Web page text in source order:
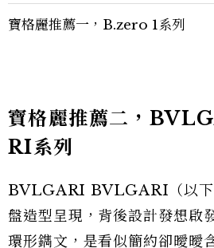
寶格麗推薦一，B.zero 1系列
寶格麗推薦二，
RI系列
BVLGARI BVLGARI（以下
盤造型呈現，背後設計發想啟
環形鐫文，是看似簡約卻曖曖